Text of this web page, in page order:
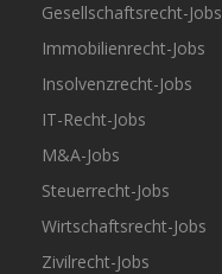
Gesellschaftsrecht-Jobs
Immobilienrecht-Jobs
Insolvenzrecht-Jobs
IT-Recht-Jobs
M&A-Jobs
Steuerrecht-Jobs
Wirtschaftsrecht-Jobs
Zivilrecht-Jobs